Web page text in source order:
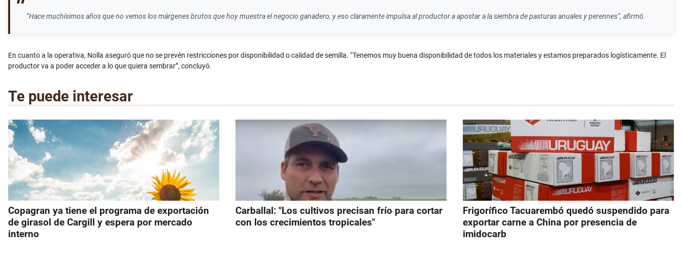
“Hace muchísimos años que no vemos los márgenes brutos que hoy muestra el negocio ganadero, y eso claramente impulsa al productor a apostar a la siembra de pasturas anuales y perennes”, afirmó.
En cuanto a la operativa, Nolla aseguró que no se prevén restricciones por disponibilidad o calidad de semilla. “Tenemos muy buena disponibilidad de todos los materiales y estamos preparados logísticamente. El
productor va a poder acceder a lo que quiera sembrar”, concluyó.
Te puede interesar
Copagran ya tiene el programa de exportación
de girasol de Cargill y espera por mercado
interno
Carballal: "Los cultivos precisan frío para cortar
con los crecimientos tropicales"
Frigorífico Tacuarembó quedó suspendido para
exportar carne a China por presencia de
imidocarb